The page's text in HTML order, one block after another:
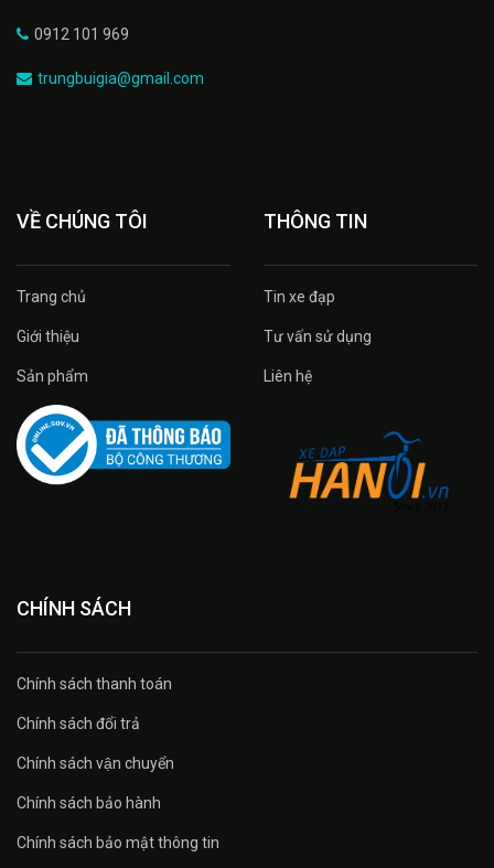
0912 101 969
trungbuigia@gmail.com
VỀ CHÚNG TÔI
Trang chủ
Giới thiệu
Sản phẩm
THÔNG TIN
Tin xe đạp
Tư vấn sử dụng
Liên hệ
CHÍNH SÁCH
Chính sách thanh toán
Chính sách đổi trả
Chính sách vận chuyển
Chính sách bảo hành
Chính sách bảo mật thông tin